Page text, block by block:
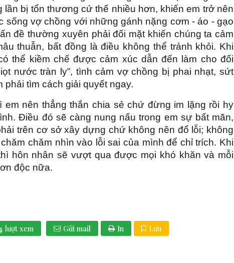
bị tổn thương cứ thế nhiều hơn, khiến em trở nên
sống vợ chồng với những gánh nặng cơm - áo - gạo
đề thường xuyên phải đối mặt khiến chúng ta cảm
thuẫn, bất đồng là điều không thể tránh khỏi. Khi
thể kiềm chế được cảm xúc dẫn đến làm cho đối
nước tràn ly”, tình cảm vợ chồng bị phai nhạt, sứt
phải tìm cách giải quyết ngay.
nên thẳng thắn chia sẻ chứ đừng im lặng rồi hy
Điều đó sẽ càng nung nấu trong em sự bất mãn,
trên cơ sở xây dựng chứ không nên đổ lỗi; không
chăm nhìn vào lỗi sai của mình để chỉ trích. Khi
hôn nhân sẽ vượt qua được mọi khó khăn và mỗi
độc nữa.
lượt xem Gửi mail In Lưu